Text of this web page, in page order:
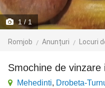
1 / 1
Romjob Anunțuri Locuri
Smochine de
Mehedinti, Drobeta-